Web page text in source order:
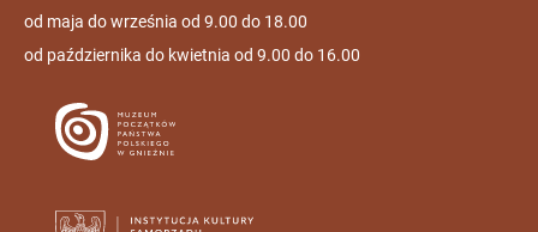
od maja do września od 9.00 do 18.00
od października do kwietnia od 9.00 do 16.00